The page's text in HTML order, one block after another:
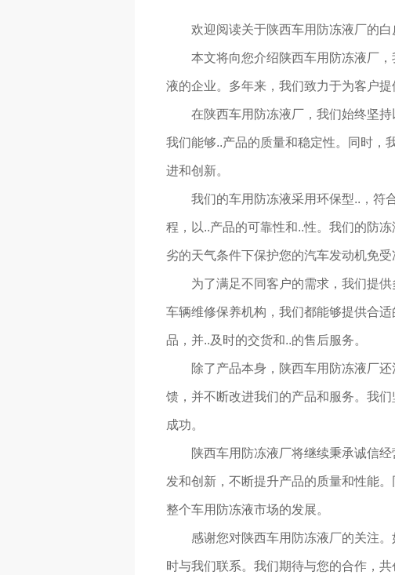
欢迎阅读关于陕西车用防冻液厂的白
本文将向您介绍陕西车用防冻液厂
液的企业。多年来，我们致力于为客户提
在陕西车用防冻液厂，我们始终坚
我们能够..产品的质量和稳定性。同时，
进和创新。
我们的车用防冻液采用环保型..，符
程，以..产品的可靠性和..性。我们的防
劣的天气条件下保护您的汽车发动机免受
为了满足不同客户的需求，我们提
车辆维修保养机构，我们都能够提供合
品，并..及时的交货和..的售后服务。
除了产品本身，陕西车用防冻液厂
馈，并不断改进我们的产品和服务。我
成功。
陕西车用防冻液厂将继续秉承诚信
发和创新，不断提升产品的质量和性能
整个车用防冻液市场的发展。
感谢您对陕西车用防冻液厂的关注
时与我们联系。我们期待与您的合作，共